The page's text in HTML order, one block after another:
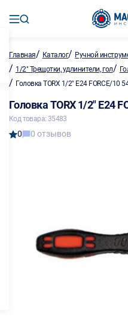
Главная/ Каталог/ Ручной
/ 1/2" Трещотки, удлинители, гол/
/ Головка TORX 1/2" E24 FORCE/10
Головка TORX 1/2" E24
Код товара: 35483
0 0 отзывов